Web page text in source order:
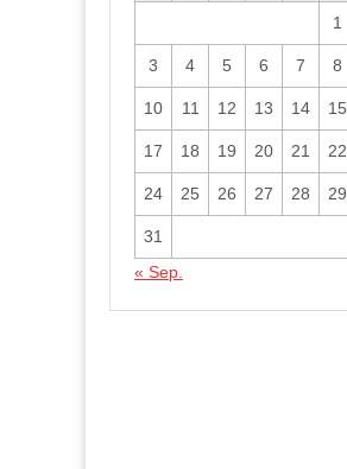
1
3 4 5 6 7 8
10 11 12 13 14 15
17 18 19 20 21 22
24 25 26 27 28 29
31
« Sep.